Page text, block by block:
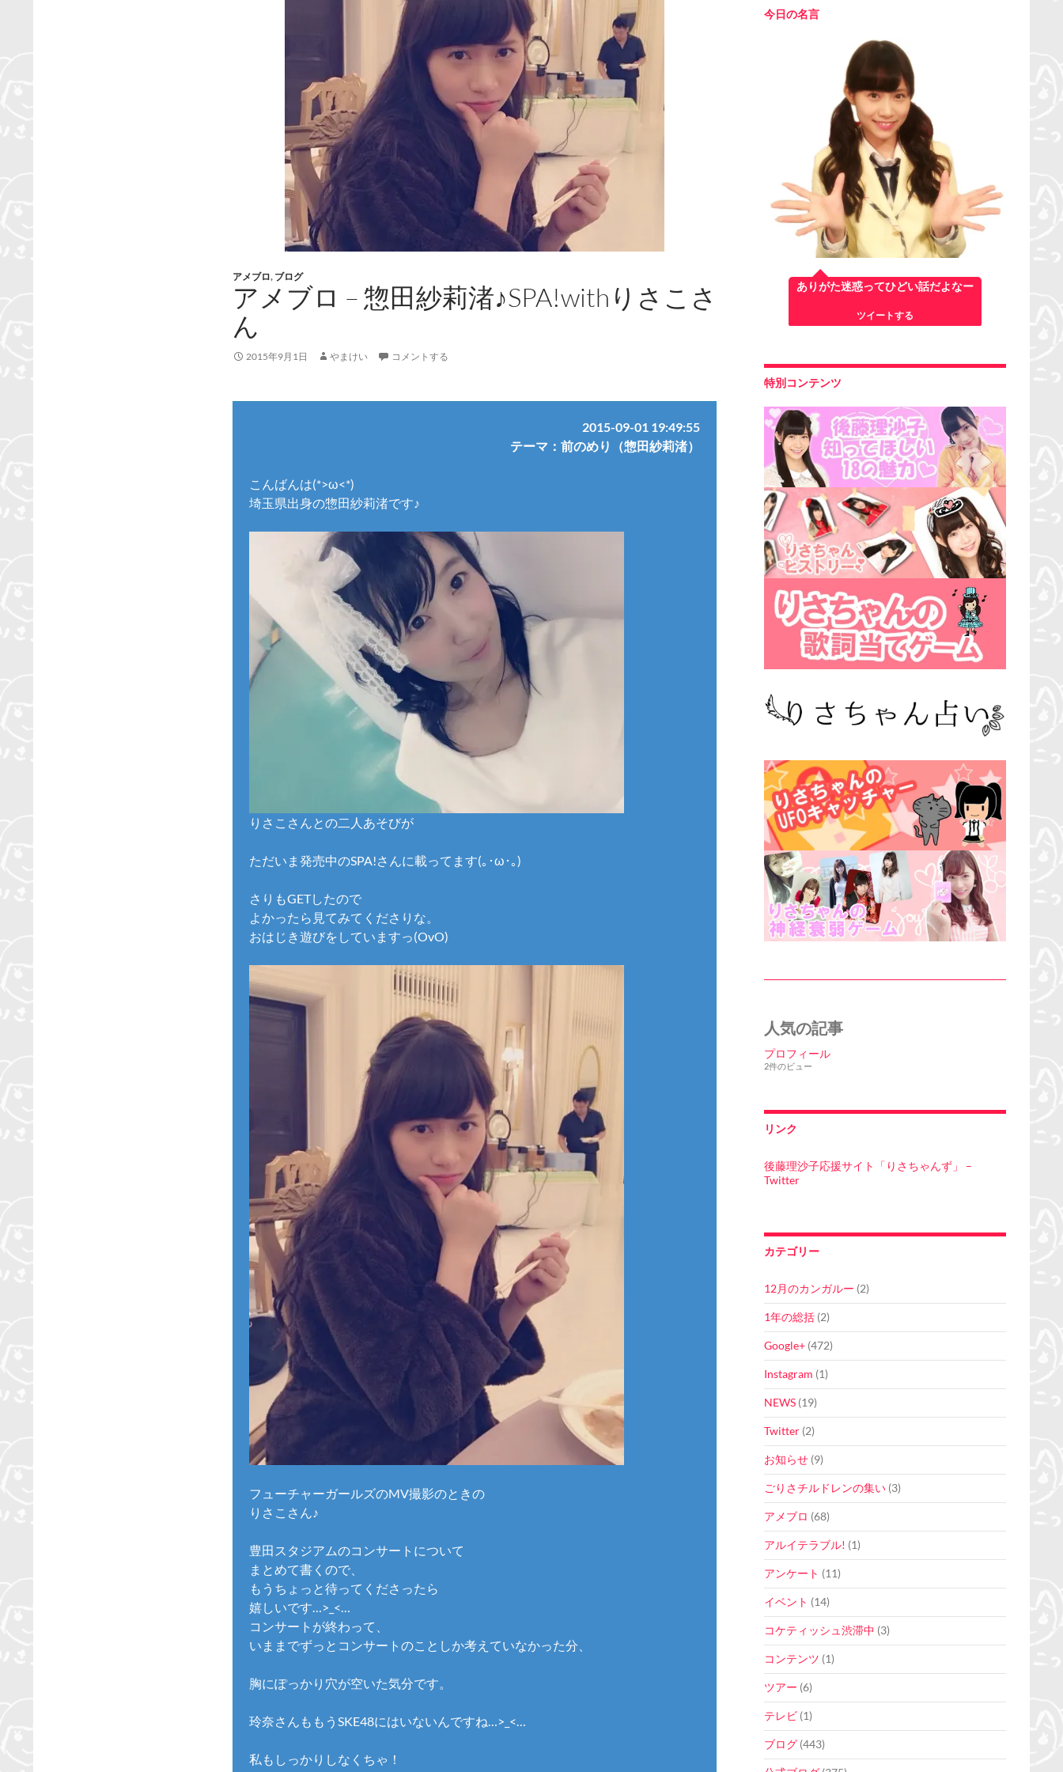
アメブロ, ブログ
アメブロ – 惣田紗莉渚♪SPA!withりさこさ
ん
2015年9月1日 やまけい コメントする
2015-09-01 19:49:55
テーマ：前のめり（惣田紗莉渚）
こんばんは(*>ω<*)
埼玉県出身の惣田紗莉渚です♪
りさこさんとの二人あそびが
ただいま発売中のSPA!さんに載ってます(｡･ω･｡)
さりもGETしたので
よかったら見てみてくださりな。
おはじき遊びをしていますっ(OvO)
フューチャーガールズのMV撮影のときの
りさこさん♪
豊田スタジアムのコンサートについて
まとめて書くので、
もうちょっと待ってくださったら
嬉しいです…>_<…
コンサートが終わって、
いままでずっとコンサートのことしか考えていなかった分、
胸にぽっかり穴が空いた気分です。
玲奈さんももうSKE48にはいないんですね…>_<…
私もしっかりしなくちゃ！
今日の名言
ありがた迷惑ってひどい話だよなー
ツイートする
特別コンテンツ
人気の記事
プロフィール
2件のビュー
リンク
後藤理沙子応援サイト「りさちゃんず」 –
Twitter
カテゴリー
12月のカンガルー (2)
1年の総括 (2)
Google+ (472)
Instagram (1)
NEWS (19)
Twitter (2)
お知らせ (9)
ごりさチルドレンの集い (3)
アメブロ (68)
アルイテラブル! (1)
アンケート (11)
イベント (14)
コケティッシュ渋滞中 (3)
コンテンツ (1)
ツアー (6)
テレビ (1)
ブログ (443)